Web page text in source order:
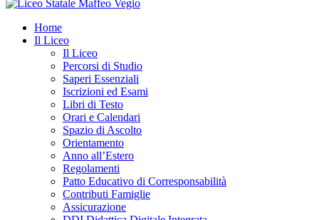
Home
Il Liceo
Il Liceo
Percorsi di Studio
Saperi Essenziali
Iscrizioni ed Esami
Libri di Testo
Orari e Calendari
Spazio di Ascolto
Orientamento
Anno all’Estero
Regolamenti
Patto Educativo di Corresponsabilità
Contributi Famiglie
Assicurazione